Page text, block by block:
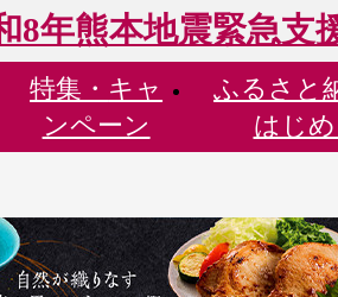
8年熊本地震緊急支
特集・ キャ
ンペーン
ふるさと
はじ